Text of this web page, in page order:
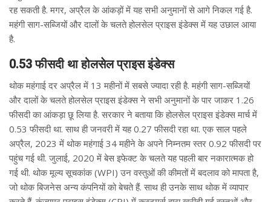
रह सकती है. मगर, अप्रैल के आंकड़ों में यह सभी अनुमानों से आगे निकल गई है.
महंगी साग-सब्जियों और दालों के चलते होलसेल प्राइस इंडेक्स में यह उछाल आया
है.
0.53 फीसदी था होलसेल प्राइस इंडेक्स
थोक महंगाई दर अप्रैल में 13 महीनों में सबसे ज्यादा रही है. महंगी साग-सब्जियों
और दालों के चलते होलसेल प्राइस इंडेक्स ने सभी अनुमानों के पार जाकर 1.26
फीसदी का आंकड़ा छू लिया है. सरकार ने बताया कि होलसेल प्राइस इंडेक्स मार्च में
0.53 फीसदी था. साथ ही जनवरी में यह 0.27 फीसदी रहा था. एक साल पहले
अप्रैल, 2023 में थोक महंगाई 34 महीने के अपने निम्नतम स्तर 0.92 फीसदी पर
पहुंच गई थी. जुलाई, 2020 में बेस इफेक्ट के चलते यह पहली बार नकारात्मक हो
गई थी. थोक मूल्य सूचकांक (WPI) उन वस्तुओं की कीमतों में बदलाव को मापता है,
जो थोक बिजनेस अन्य कंपनियों को बेचते हैं. साथ ही उनके साथ थोक में व्यापार